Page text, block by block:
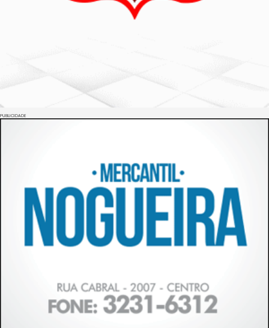
PUBLICIDADE